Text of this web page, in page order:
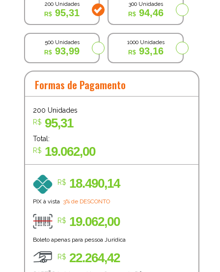
200 Unidades
95,31
300 Unidades
94,46
500 Unidades
93,99
1000 Unidades
93,16
Formas de Pagamento
200 Unidades
R$ 95,31
Total:
R$ 19.062,00
R$ 18.490,14
PIX à vista 3% de DESCONTO
R$ 19.062,00
Boleto apenas para pessoa Jurídica
R$ 22.264,42